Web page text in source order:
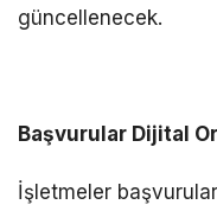
güncellenecek.
Başvurular Dijital
İşletmeler